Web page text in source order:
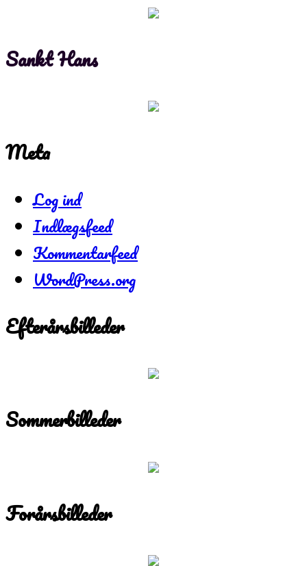
Sankt Hans
Meta
Log ind
Indlægsfeed
Kommentarfeed
WordPress.org
Efterårsbilleder
Sommerbilleder
Forårsbilleder